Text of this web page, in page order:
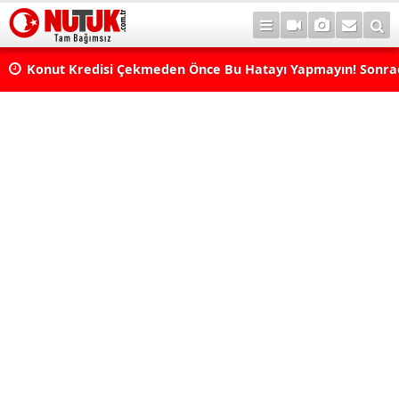
Konut Kredisi Çekmeden Önce Bu Hatayı Yapmayın!